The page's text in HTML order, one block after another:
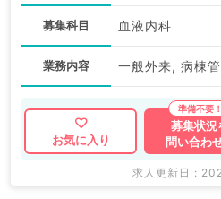
募集科目 血液内科
業務内容 一般外来, 病棟
お気に入り
募集状況
問い合わ
求人更新日 :